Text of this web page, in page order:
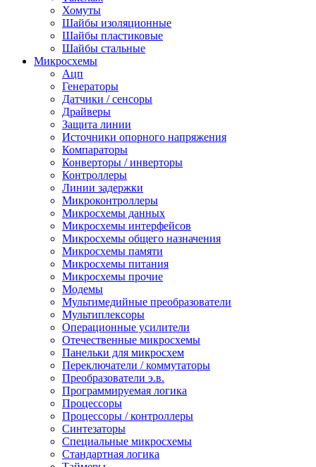
Хомуты
Шайбы изоляционные
Шайбы пластиковые
Шайбы стальные
Микросхемы
Ацп
Генераторы
Датчики / сенсоры
Драйверы
Защита линии
Источники опорного напряжения
Компараторы
Конверторы / инверторы
Контроллеры
Линии задержки
Микроконтроллеры
Микросхемы данных
Микросхемы интерфейсов
Микросхемы общего назначения
Микросхемы памяти
Микросхемы питания
Микросхемы прочие
Модемы
Мультимедийные преобразователи
Мультиплексоры
Операционные усилители
Отечественные микросхемы
Панельки для микросхем
Переключатели / коммутаторы
Преобразователи э.в.
Программируемая логика
Процессоры
Процессоры / контроллеры
Синтезаторы
Специальные микросхемы
Стандартная логика